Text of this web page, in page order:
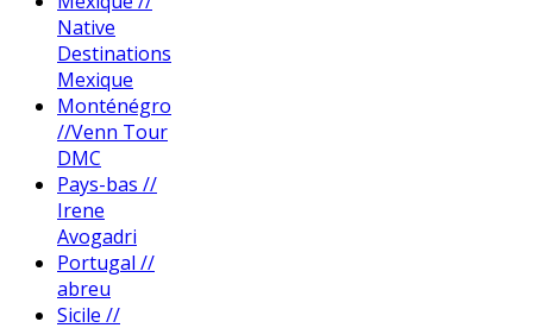
Native
Destinations
Mexique
Monténégro
//Venn Tour
DMC
Pays-bas //
Irene
Avogadri
Portugal //
abreu
Sicile //